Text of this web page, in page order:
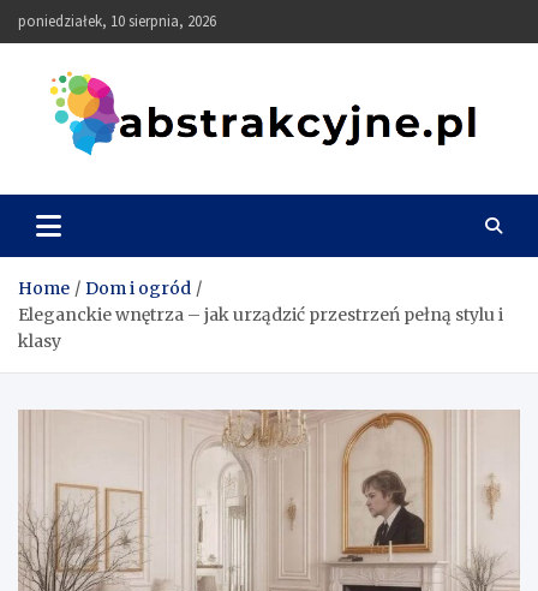
to
poniedziałek, 10 sierpnia, 2026
Abstrakcyjne
Home
Dom i ogród
Eleganckie wnętrza – jak urządzić przestrzeń pełną stylu i
klasy